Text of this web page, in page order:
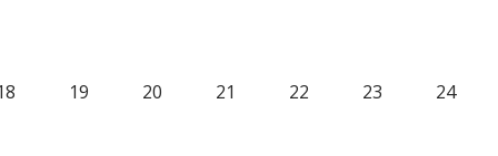
19 20 21 22 23 24